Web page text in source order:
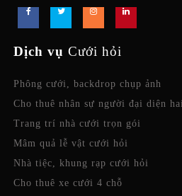
Dịch vụCưới hỏi
Phông cưới, backdrop chụp ảnh
Cho thuê nhân sự người đại diện
Trang trí nhà cưới trọn gói
Mâm quả lễ vật cưới hỏi
Nhà tiệc, khung rạp cưới hỏi
Cho thuê xe cưới 4 chỗ